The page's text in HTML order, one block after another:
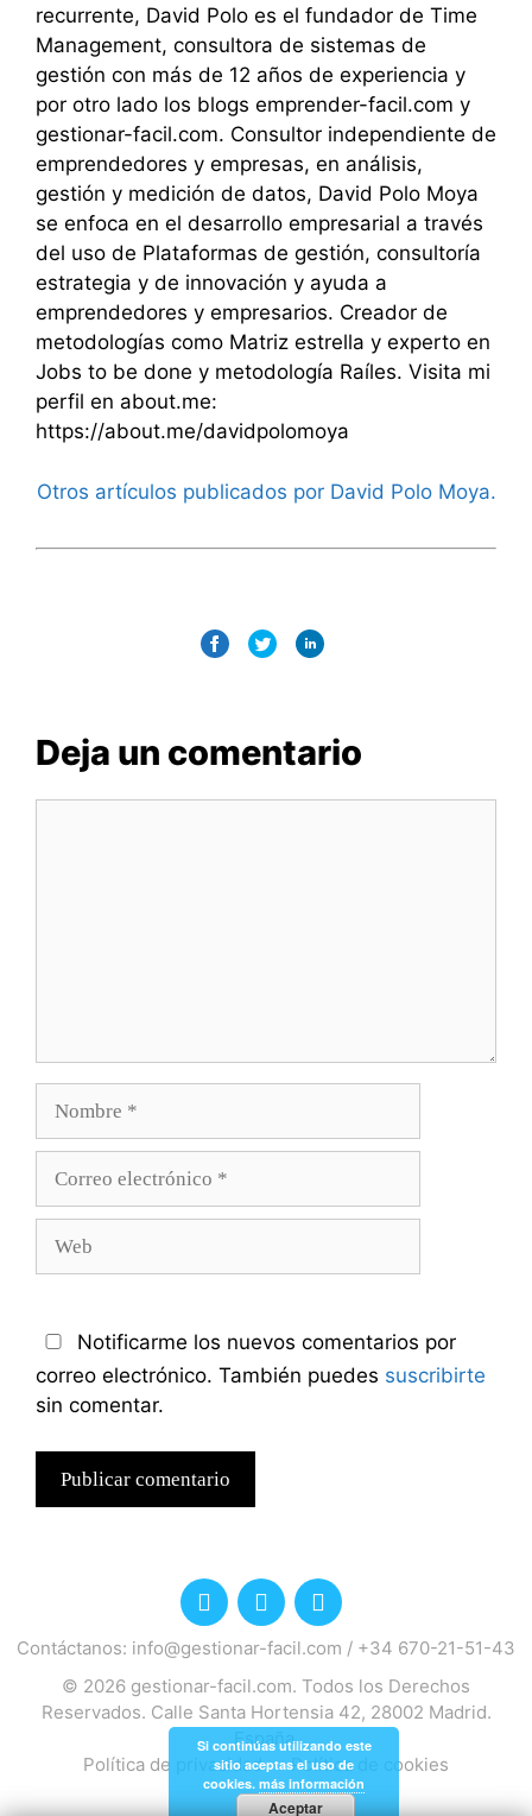
recurrente, David Polo es el fundador de Time
Management, consultora de sistemas de
gestión con más de 12 años de experiencia y
por otro lado los blogs emprender-facil.com y
gestionar-facil.com. Consultor independiente de
emprendedores y empresas, en análisis,
gestión y medición de datos, David Polo Moya
se enfoca en el desarrollo empresarial a través
del uso de Plataformas de gestión, consultoría
estrategia y de innovación y ayuda a
emprendedores y empresarios. Creador de
metodologías como Matriz estrella y experto en
Jobs to be done y metodología Raíles. Visita mi
perfil en about.me:
https://about.me/davidpolomoya
Otros artículos publicados por David Polo Moya.
Deja un comentario
Notificarme los nuevos comentarios por
correo electrónico. También puedes suscribirte
sin comentar.
Contáctanos: info@gestionar-facil.com / +34 670-21-51-43
© 2026 gestionar-facil.com. Todos los Derechos
Reservados. Calle Santa Hortensia 42, 28002 Madrid.
España.
Política de privacidad
Política de cookies
Si continúas utilizando este
sitio aceptas el uso de
cookies. más información
Aceptar